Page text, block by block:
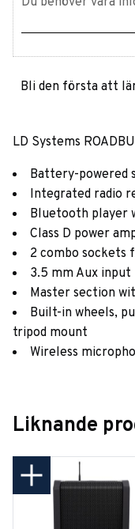
Bli den första att
LD Systems
Battery-powered
Integrated radio
Bluetooth player
Class D power
2 combo sockets
3.5 mm Aux input
Master section
Built-in wheels,
tripod mount
Wireless
Liknande